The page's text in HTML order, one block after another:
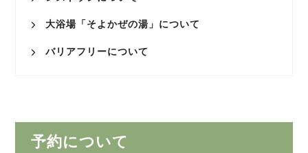
大浴場「そよかぜの湯」について
バリアフリーについて
予約について